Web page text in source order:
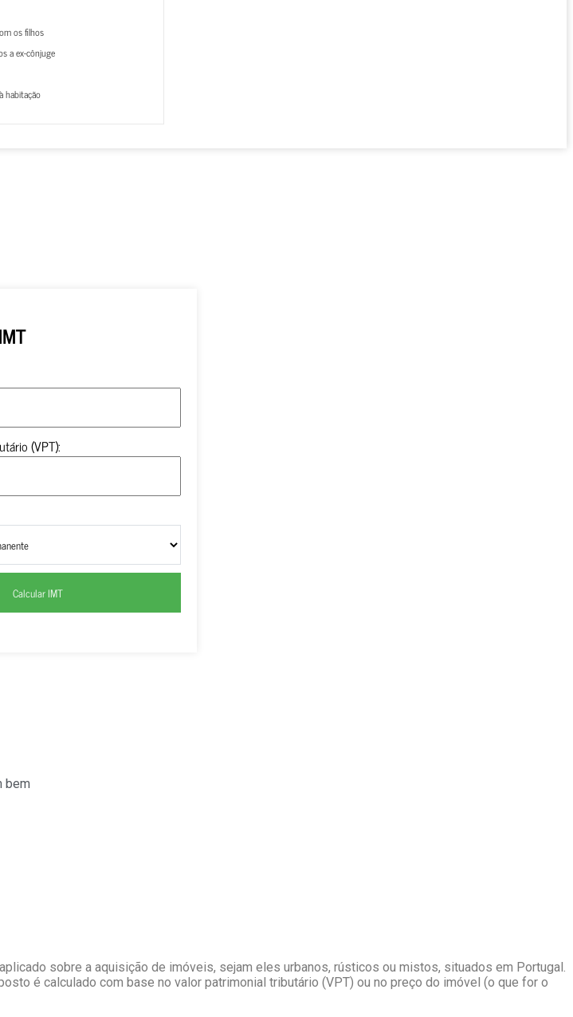
os filhos
a ex-cônjuge
habitação
(VPT):
Calcular IMT
bem
sobre a aquisição de imóveis, sejam eles urbanos, rústicos ou mistos, situados em Portugal.
é calculado com base no valor patrimonial tributário (VPT) ou no preço do imóvel (o que for o